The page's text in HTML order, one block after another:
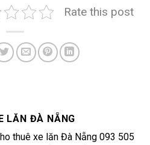
Rate this post
LĂN ĐÀ NẴNG
thuê xe lăn Đà Nẵng 093 505